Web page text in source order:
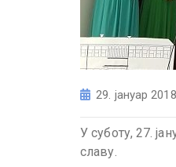
29. јануар
У суботу, 27.
славу.